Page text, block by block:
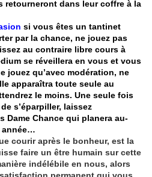
retourneront dans leur coffre à la
si vous êtes un tantinet
par la chance, ne jouez pas
au contraire libre cours à
se réveillera en vous et vous
jouez qu’avec modération, ne
apparaîtra toute seule au
le moins. Une seule fois
s’éparpiller, laissez
Dame Chance qui planera au-
année…
courir après le bonheur, est la
faire un être humain sur cette
indélébile en nous, alors